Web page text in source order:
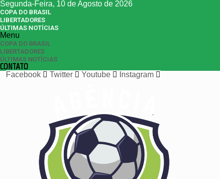
Segunda-Feira, 10 de Agosto de 2026
COPA DO BRASIL
LIBERTADORES
ÚLTIMAS NOTÍCIAS
Menu
COPA DO BRASIL
LIBERTADORES
ÚLTIMAS NOTÍCIAS
CONTATO
Facebook
Twitter Youtube Instagram